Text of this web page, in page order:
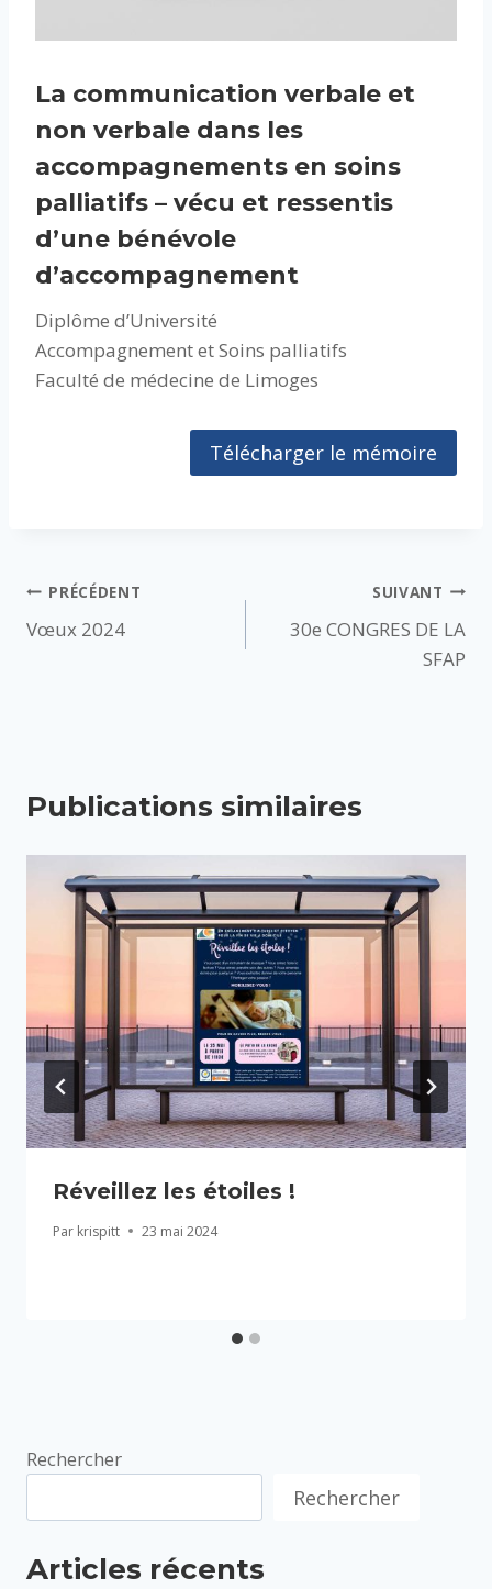
La communication verbale et
non verbale dans les
accompagnements en soins
palliatifs – vécu et ressentis
d’une bénévole
d’accompagnement
Diplôme d’Université
Accompagnement et Soins palliatifs
Faculté de médecine de Limoges
Télécharger le mémoire
Navigation
de
PRÉCÉDENT
Vœux 2024
SUIVANT
30e CONGRES DE LA
SFAP
Publications similaires
Réveillez les étoiles !
Par krispitt 23 mai 2024
Rechercher
Rechercher
Articles récents